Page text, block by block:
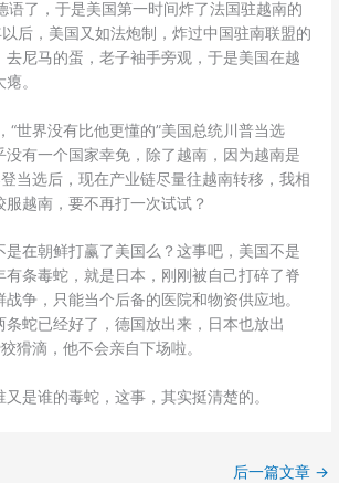
语了，于是美国第一时间炸了法国驻越南的
后，美国又如法炮制，炸过中国驻南联盟的
去尼马的蛋，老子袖手旁观，于是美国在越
。
“世界没有比他更懂的”美国总统川普当选
没有一个国家幸免，除了越南，因为越南是
当选后，现在产业链尽量往越南转移，我相
越南，要不再打一次试试？
是在朝鲜打赢了美国么？这事吧，美国不是
有条毒蛇，就是日本，刚刚被自己打碎了脊
争，只能当个后备的医院和物资供应地。
条蛇已经好了，德国放出来，日本也放出
猾滴，他不会亲自下场啦。
是谁的毒蛇，这事，其实挺清楚的。
后一篇文章 →